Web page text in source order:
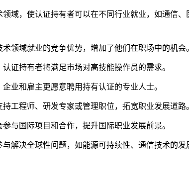
域，使认证持有者可以在不同行业就业，如通信、
领域就业的竞争优势，增加了他们在职场中的机会
证持有者将满足市场对高技能操作员的需求。
业和雇主更愿意聘用持有认证的专业人士。
工程师、研发专家或管理职位，拓宽职业发展道路
与国际项目和合作，提升国际职业发展前景。
解决全球性问题，如能源可持续性、通信技术的发